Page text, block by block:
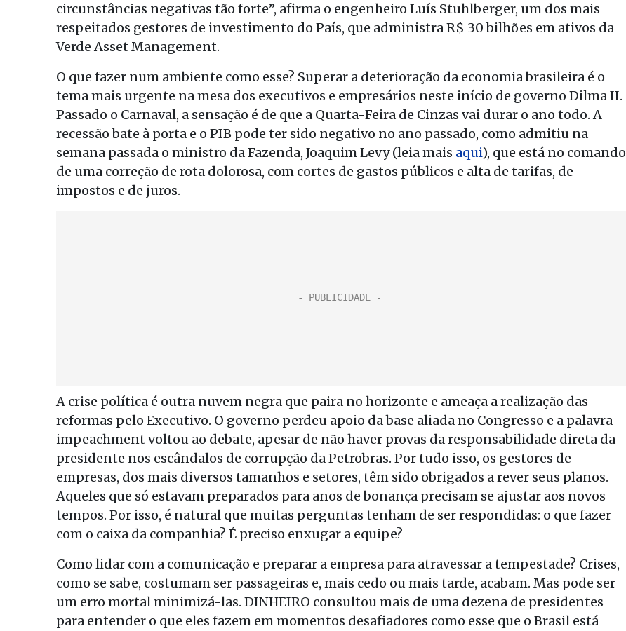
circunstâncias negativas tão forte”, afirma o engenheiro Luís Stuhlberger, um dos mais
respeitados gestores de investimento do País, que administra R$ 30 bilhões em ativos da
Verde Asset Management.
O que fazer num ambiente como esse? Superar a deterioração da economia brasileira é o
tema mais urgente na mesa dos executivos e empresários neste início de governo Dilma II.
Passado o Carnaval, a sensação é de que a Quarta-Feira de Cinzas vai durar o ano todo. A
recessão bate à porta e o PIB pode ter sido negativo no ano passado, como admitiu na
semana passada o ministro da Fazenda, Joaquim Levy (leia mais aqui), que está no comando
de uma correção de rota dolorosa, com cortes de gastos públicos e alta de tarifas, de
impostos e de juros.
A crise política é outra nuvem negra que paira no horizonte e ameaça a realização das
reformas pelo Executivo. O governo perdeu apoio da base aliada no Congresso e a palavra
impeachment voltou ao debate, apesar de não haver provas da responsabilidade direta da
presidente nos escândalos de corrupção da Petrobras. Por tudo isso, os gestores de
empresas, dos mais diversos tamanhos e setores, têm sido obrigados a rever seus planos.
Aqueles que só estavam preparados para anos de bonança precisam se ajustar aos novos
tempos. Por isso, é natural que muitas perguntas tenham de ser respondidas: o que fazer
com o caixa da companhia? É preciso enxugar a equipe?
Como lidar com a comunicação e preparar a empresa para atravessar a tempestade? Crises,
como se sabe, costumam ser passageiras e, mais cedo ou mais tarde, acabam. Mas pode ser
um erro mortal minimizá-las. DINHEIRO consultou mais de uma dezena de presidentes
para entender o que eles fazem em momentos desafiadores como esse que o Brasil está